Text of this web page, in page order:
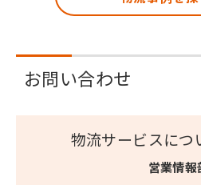
お問い合わせ
物流サービスにつ
営業情報